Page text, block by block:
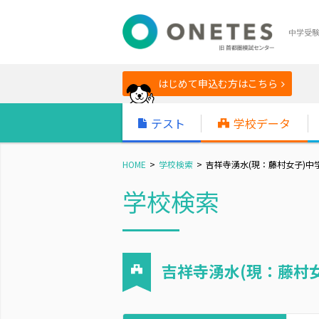
中学受
はじめて申込む方はこちら
テスト 学校データ
HOME 学校検索 吉祥寺湧水(現：藤村女子)中
学校検索
吉祥寺湧水(現：藤村